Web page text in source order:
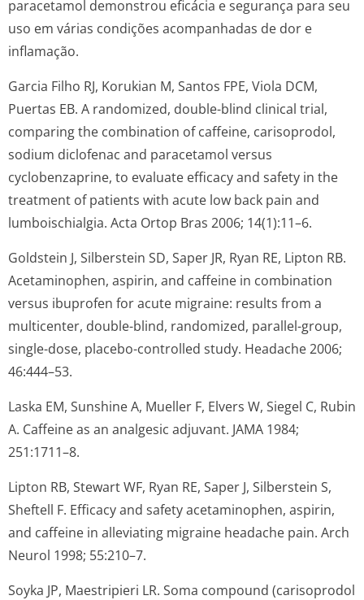
paracetamol demonstrou eficácia e segurança para seu
uso em várias condições acompanhadas de dor e
inflamação.
Garcia Filho RJ, Korukian M, Santos FPE, Viola DCM,
Puertas EB. A randomized, double-blind clinical trial,
comparing the combination of caffeine, carisoprodol,
sodium diclofenac and paracetamol versus
cyclobenzaprine, to evaluate efficacy and safety in the
treatment of patients with acute low back pain and
lumboischialgia. Acta Ortop Bras 2006; 14(1):11–6.
Goldstein J, Silberstein SD, Saper JR, Ryan RE, Lipton RB.
Acetaminophen, aspirin, and caffeine in combination
versus ibuprofen for acute migraine: results from a
multicenter, double-blind, randomized, parallel-group,
single-dose, placebo-controlled study. Headache 2006;
46:444–53.
Laska EM, Sunshine A, Mueller F, Elvers W, Siegel C, Rubin
A. Caffeine as an analgesic adjuvant. JAMA 1984;
251:1711–8.
Lipton RB, Stewart WF, Ryan RE, Saper J, Silberstein S,
Sheftell F. Efficacy and safety acetaminophen, aspirin,
and caffeine in alleviating migraine headache pain. Arch
Neurol 1998; 55:210–7.
Soyka JP, Maestripieri LR. Soma compound (carisoprodol